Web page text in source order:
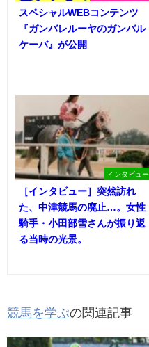
スペシャルWEBコンテンツ
『ガンバレルーヤのガンバル
ケーバ』が公開
インタビュー
［インタビュー］突然訪れ
た、中津競馬の廃止…。女性
騎手・小田部雪さんが振り返
る当時の光景。
競馬を学ぶの関連記事